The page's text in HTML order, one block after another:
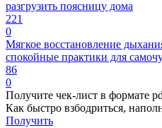
разгрузить поясницу дома
221
0
Мягкое восстановление
спокойные практики для
86
0
Получите чек-лист в формате
Как быстро взбодриться,
Получить